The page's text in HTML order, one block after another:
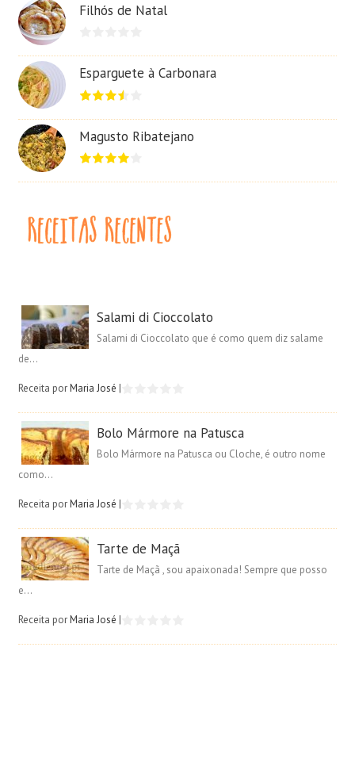
Filhós de Natal
Esparguete à Carbonara
Magusto Ribatejano
Salami di Cioccolato
Salami di Cioccolato que é como quem diz salame
de...
Receita porMaria José |
Bolo Mármore na Patusca
Bolo Mármore na Patusca ou Cloche, é outro nome
como...
Receita porMaria José |
Tarte de Maçã
Tarte de Maçã , sou apaixonada! Sempre que posso
e...
Receita porMaria José |